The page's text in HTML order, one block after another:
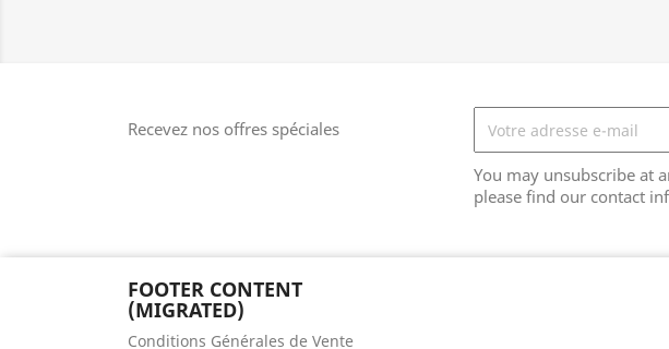
Recevez nos offres spéciales
You may unsubscribe at
please find our contact
FOOTER CONTENT
(MIGRATED)
Conditions Générales de Vente